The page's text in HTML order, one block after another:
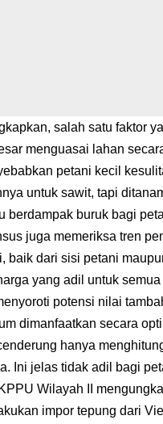
salah satu faktor
menguasai lahan
petani kecil
untuk sawit, tapi
berdampak buruk bagi
juga memeriksa tren
baik dari sisi petani
yang adil untuk semua
potensi nilai
dimanfaatkan secara
hanya
Ini jelas tidak adil bagi
Wilayah II
impor tepung dari